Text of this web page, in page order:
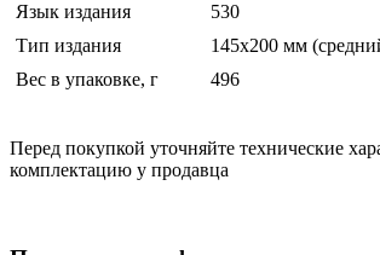
Язык издания
530
Тип издания
145х200 мм
Вес в упаковке, г
496
Перед покупкой уточняйте технические
комплектацию у продавца